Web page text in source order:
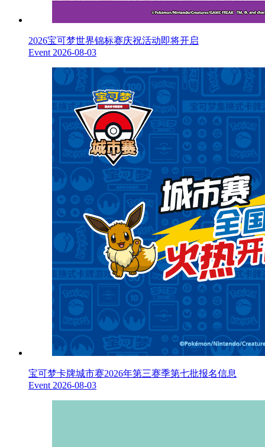
2026宝可梦世界锦标赛庆祝活动即将开启
Event 2026-08-03
宝可梦卡牌城市赛2026年第三赛季第七批报名信息
Event 2026-08-03